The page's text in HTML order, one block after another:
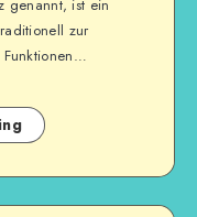
genannt, ist ein
zur